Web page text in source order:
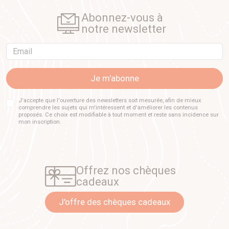
Abonnez-vous à
notre newsletter
Email
Je m'abonne
J'accepte que l'ouverture des newsletters soit mesurée, afin de mieux
comprendre les sujets qui m'intéressent et d'améliorer les contenus
proposés. Ce choix est modifiable à tout moment et reste sans incidence sur
mon inscription.
Offrez nos chèques
cadeaux
J'offre des chèques cadeaux